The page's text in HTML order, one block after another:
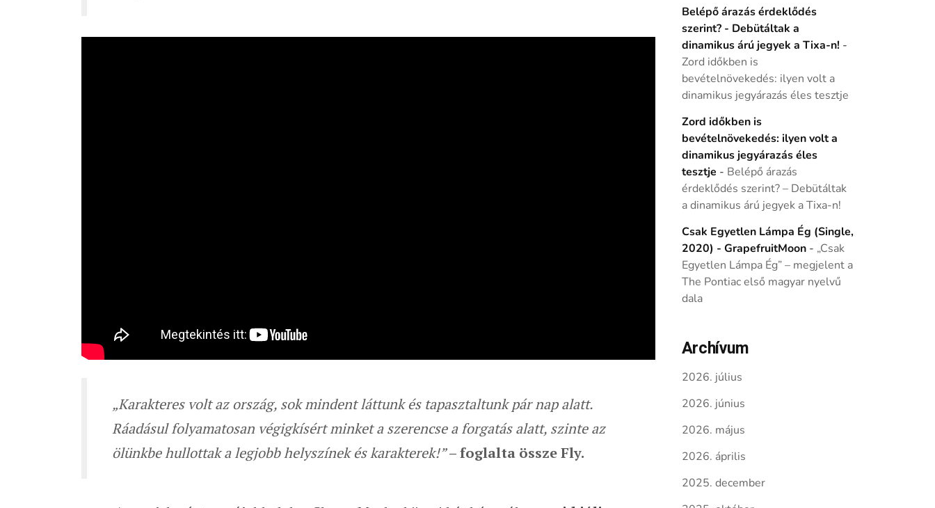
„Karakteres volt az ország, sok mindent láttunk és tapasztaltunk pár nap alatt.
Ráadásul folyamatosan végigkísért minket a szerencse a forgatás alatt, szinte az
ölünkbe hullottak a legjobb helyszínek és karakterek!”– foglalta össze Fly.
Belépő árazás érdeklődés
szerint? - Debütáltak a
dinamikus árú jegyek a Tixa-n! -
Zord időkben is
bevételnövekedés: ilyen volt a
dinamikus jegyárazás éles tesztje
Zord időkben is
bevételnövekedés: ilyen volt a
dinamikus jegyárazás éles
tesztje - Belépő árazás
érdeklődés szerint? – Debütáltak
a dinamikus árú jegyek a Tixa-n!
Csak Egyetlen Lámpa Ég (Single,
2020) - GrapefruitMoon- „Csak
Egyetlen Lámpa Ég” – megjelent a
The Pontiac első magyar nyelvű
dala
Archívum
2026. július
2026. június
2026. május
2026. április
2025. december